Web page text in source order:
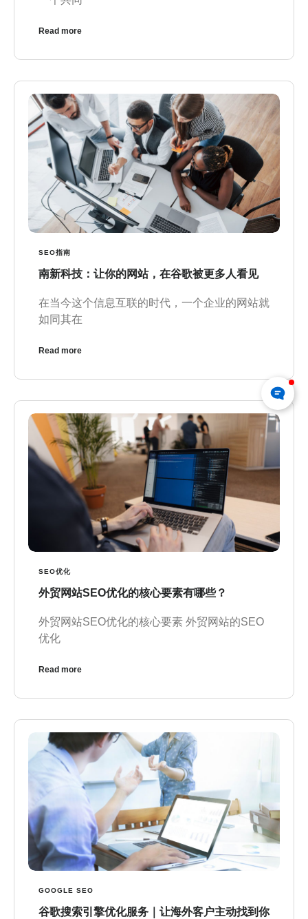
Read more
SEO指南
南新科技：让你的网站，在谷歌被更多人看见
在当今这个信息互联的时代，一个企业的网站就
如同其在
Read more
SEO优化
外贸网站SEO优化的核心要素有哪些？
外贸网站SEO优化的核心要素 外贸网站的SEO
优化
Read more
GOOGLE SEO
谷歌搜索引擎优化服务｜让海外客户主动找到你